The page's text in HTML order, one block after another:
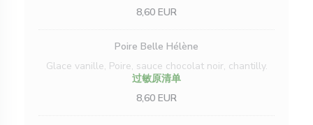
8,60 EUR
Poire Belle Hélène
Glace vanille, Poire, sauce chocolat noir, chantilly.
过敏原清单
8,60 EUR